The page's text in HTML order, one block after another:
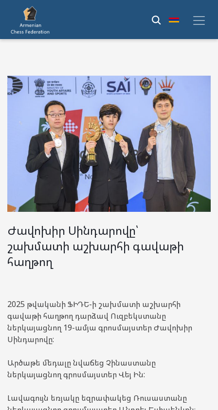
Ժավոխիր Սինդարովը՝
շախմատի աշխարհի գավաթի
հաղթող
2025 թվականի ՖԻԴԵ-ի շախմատի աշխարհի
գավաթի հաղթող դարձավ Ուզբեկստանը
ներկայացնող 19-ամյա գրոսմայստեր Ժավոխիր
Սինդարովը:
Արծաթե մեդալը նվաճեց Չինաստանը
ներկայացնող գրոսմայստեր Վեյ Ին:
Լավագույն եռյակը եզրափակեց Ռուսաստանը